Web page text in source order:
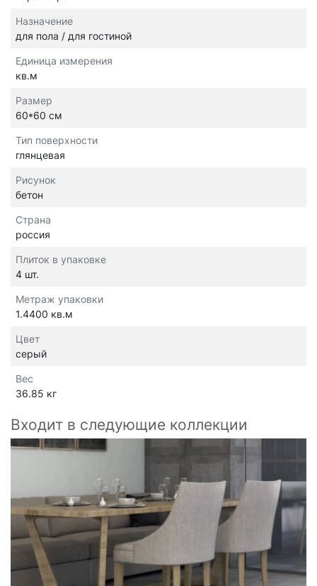
Назначение
для пола / для гостиной
Единица измерения
кв.м
Размер
60*60 см
Тип поверхности
глянцевая
Рисунок
бетон
Страна
россия
Плиток в упаковке
4 шт.
Метраж упаковки
1.4400 кв.м
Цвет
серый
Вес
36.85 кг
Входит в следующие коллекции